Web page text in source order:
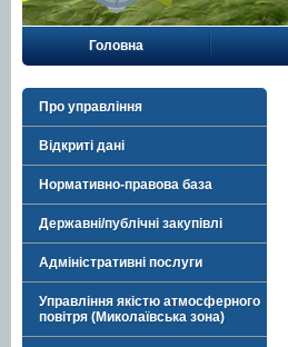
Головна
Про управління
Відкриті дані
Нормативно-правова база
Державні/публічні закупівлі
Адміністративні послуги
Управління якістю атмосферного
повітря (Миколаївська зона)